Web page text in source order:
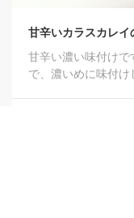
甘辛いカラスカレイ
甘辛い濃い味付け
で、濃いめに味付け